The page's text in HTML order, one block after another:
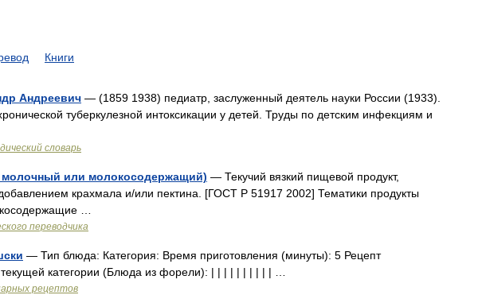
Книги
Андреевич — (1859 1938) педиатр, заслуженный деятель науки России (1933).
туберкулезной интоксикации у детей. Труды по детским инфекциям и
словарь
молочный или молокосодержащий) — Текучий вязкий пищевой продукт,
крахмала и/или пектина. [ГОСТ P 51917 2002] Тематики продукты
…
переводчика
— Тип блюда: Категория: Время приготовления (минуты): 5 Рецепт
категории (Блюда из форели): | | | | | | | | | | …
рецептов